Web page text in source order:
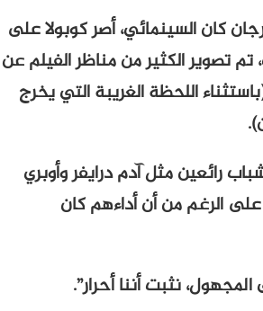
كان السينمائي، أصر كوبولا على
تصوير الكثير من مناظر الفيلم عن
اللحظة الغريبة التي يخرج
رائعين مثل آدم درايفر وأوبري
على الرغم من أن أداءهم كان
نثبت أننا أحرار”.